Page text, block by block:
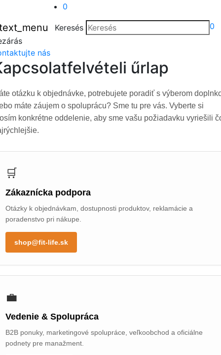
0
Keresés 0
nás
űrlap
otázku k objednávke, potrebujete poradiť s výberom
máte záujem o spoluprácu? Sme tu pre vás. Vyberte si
konkrétne oddelenie, aby sme vašu požiadavku vyriešili
🛒
Zákaznícka podpora
Otázky k objednávkam, dostupnosti produktov, reklamácie a
poradenstvo pri nákupe.
shop@fit-life.sk
💼
Vedenie & Spolupráca
B2B ponuky, marketingové spolupráce, veľkoobchod a oficiálne
podnety pre manažment.